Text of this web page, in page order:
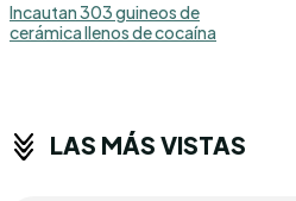
Incautan 303 guineos de
cerámica llenos de cocaína
LAS MÁS VISTAS